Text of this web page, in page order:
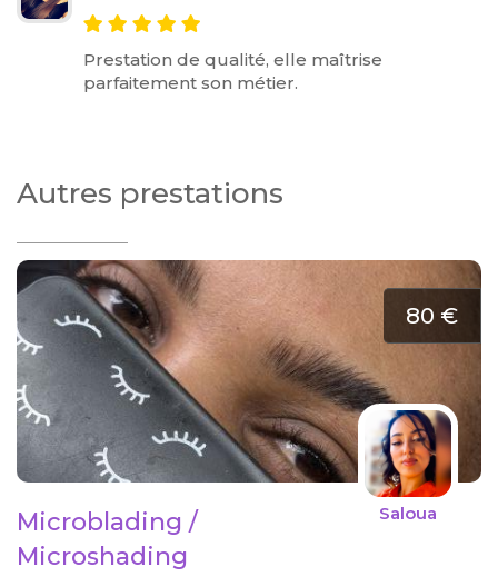
Prestation de qualité, elle maîtrise
parfaitement son métier.
Autres prestations
80 €
Saloua
Microblading /
Microshading